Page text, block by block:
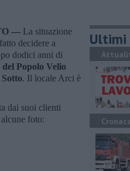
— La situazione
decidere a
dodici anni di
del Popolo Velio
. Il locale Arci è
dai suoi clienti
foto: